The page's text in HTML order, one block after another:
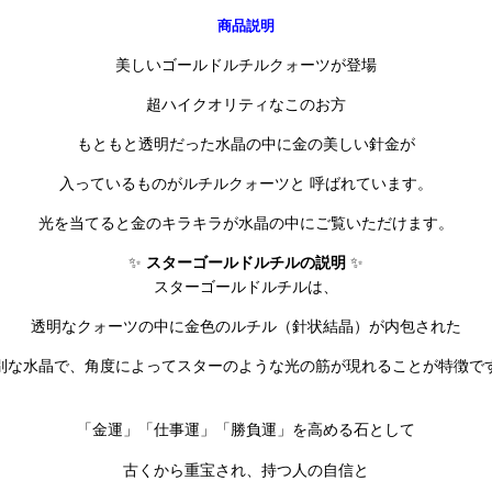
商品説明
美しいゴールドルチルクォーツが登場
超ハイクオリティなこのお方
もともと透明だった水晶の中に金の美しい針金が
入っているものがルチルクォーツと 呼ばれています。
光を当てると金のキラキラが水晶の中にご覧いただけます。
✨ スターゴールドルチルの説明 ✨
スターゴールドルチルは、
透明なクォーツの中に金色のルチル（針状結晶）が内包された
な水晶で、角度によってスターのような光の筋が現れることが特徴で
「金運」「仕事運」「勝負運」を高める石として
古くから重宝され、持つ人の自信と